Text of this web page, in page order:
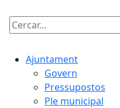
Cercar:
Ajuntament
Govern
Pressupostos
Ple municipal